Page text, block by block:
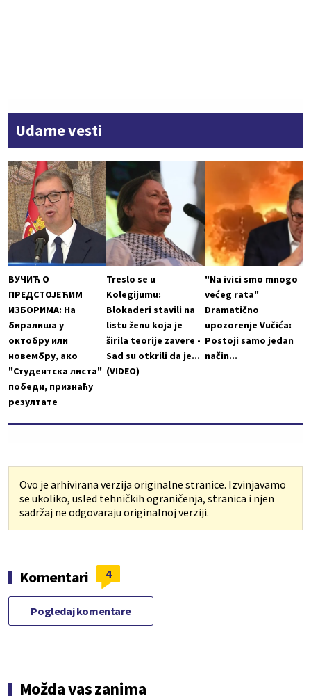
Udarne vesti
ВУЧИЋ О
ПРЕДСТОЈЕЋИМ
ИЗБОРИМА: На
биралиша у
октобру или
новембру, ако
"Студентска листа"
победи, признаћу
резултате
Treslo se u
Kolegijumu:
Blokaderi stavili na
listu ženu koja je
širila teorije zavere -
Sad su otkrili da je...
(VIDEO)
"Na ivici smo mnogo
većeg rata"
Dramatično
upozorenje Vučića:
Postoji samo jedan
način...
Ovo je arhivirana verzija originalne stranice. Izvinjavamo
se ukoliko, usled tehničkih ograničenja, stranica i njen
sadržaj ne odgovaraju originalnoj verziji.
Komentari 4
Pogledaj komentare
Možda vas zanima